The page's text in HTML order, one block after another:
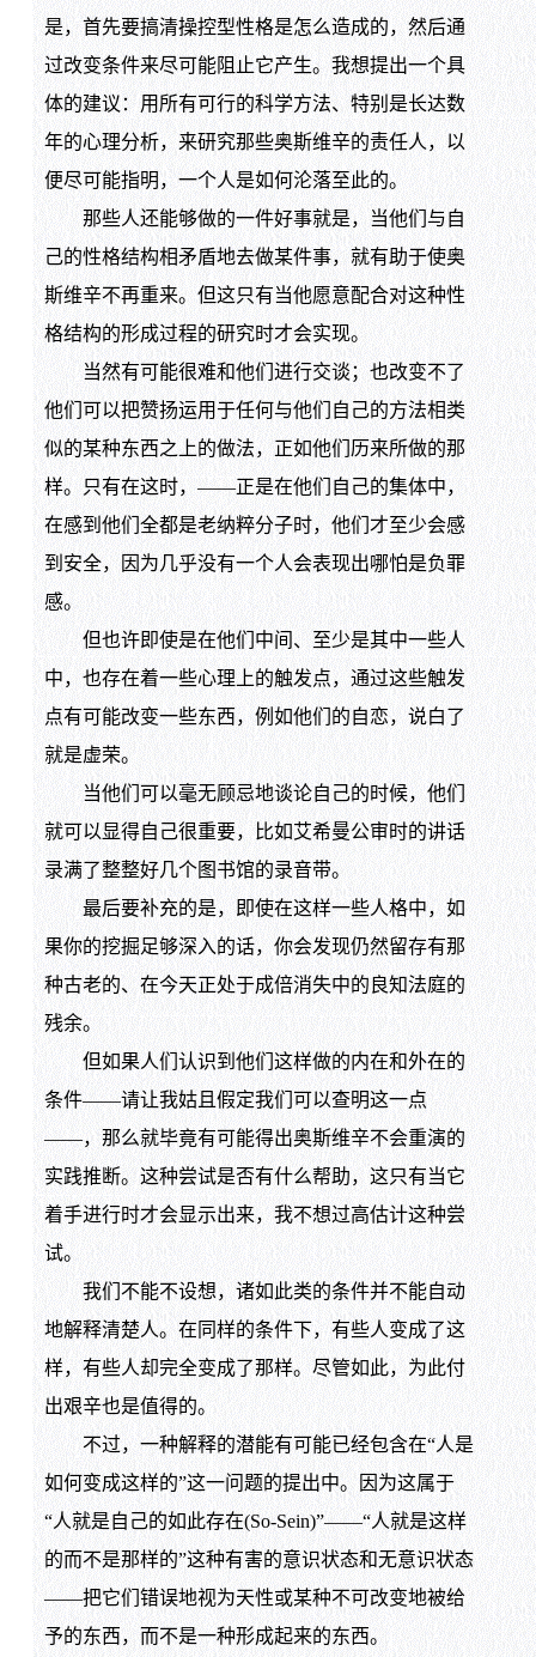
是，首先要搞清操控型性格是怎么造成的，然后通
过改变条件来尽可能阻止它产生。我想提出一个具
体的建议：用所有可行的科学方法、特别是长达数
年的心理分析，来研究那些奥斯维辛的责任人，以
便尽可能指明，一个人是如何沦落至此的。
那些人还能够做的一件好事就是，当他们与自
己的性格结构相矛盾地去做某件事，就有助于使奥
斯维辛不再重来。但这只有当他愿意配合对这种性
格结构的形成过程的研究时才会实现。
当然有可能很难和他们进行交谈；也改变不了
他们可以把赞扬运用于任何与他们自己的方法相类
似的某种东西之上的做法，正如他们历来所做的那
样。只有在这时，——正是在他们自己的集体中，
在感到他们全都是老纳粹分子时，他们才至少会感
到安全，因为几乎没有一个人会表现出哪怕是负罪
感。
但也许即使是在他们中间、至少是其中一些人
中，也存在着一些心理上的触发点，通过这些触发
点有可能改变一些东西，例如他们的自恋，说白了
就是虚荣。
当他们可以毫无顾忌地谈论自己的时候，他们
就可以显得自己很重要，比如艾希曼公审时的讲话
录满了整整好几个图书馆的录音带。
最后要补充的是，即使在这样一些人格中，如
果你的挖掘足够深入的话，你会发现仍然留存有那
种古老的、在今天正处于成倍消失中的良知法庭的
残余。
但如果人们认识到他们这样做的内在和外在的
条件——请让我姑且假定我们可以查明这一点
——，那么就毕竟有可能得出奥斯维辛不会重演的
实践推断。这种尝试是否有什么帮助，这只有当它
着手进行时才会显示出来，我不想过高估计这种尝
试。
我们不能不设想，诸如此类的条件并不能自动
地解释清楚人。在同样的条件下，有些人变成了这
样，有些人却完全变成了那样。尽管如此，为此付
出艰辛也是值得的。
不过，一种解释的潜能有可能已经包含在“人是
如何变成这样的”这一问题的提出中。因为这属于
“人就是自己的如此存在(So-Sein)”——“人就是这样
的而不是那样的”这种有害的意识状态和无意识状态
——把它们错误地视为天性或某种不可改变地被给
予的东西，而不是一种形成起来的东西。